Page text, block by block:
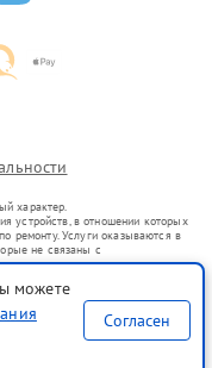
характер.
устройств, в отношении которых
ремонту. Услуги оказываются в
не связаны с
представителями.
оборот в соответствии
услуг или введения
о предоставляемых услугах по
офертой, определяемой
можете
Согласен